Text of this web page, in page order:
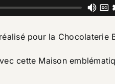
pour la Chocolaterie
cette Maison